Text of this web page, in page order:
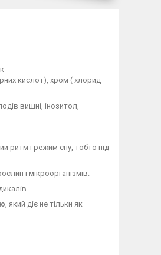
кислот), хром ( хлорид
вишні, інозитол,
ритм і режим сну, тобто під
і мікроорганізмів.
, який діє не тільки як